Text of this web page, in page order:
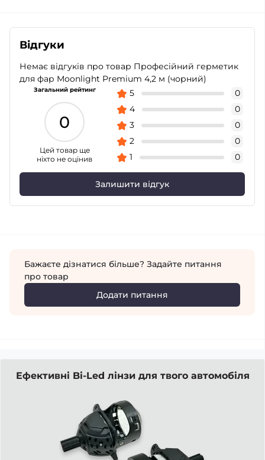
Відгуки
Немає відгуків про товар Професійний герметик
для фар Moonlight Premium 4,2 м (чорний)
Загальний рейтинг
0
Цей товар ще
ніхто не оцінив
5
0
4
0
3
0
2
0
1
0
Залишити відгук
Бажаєте дізнатися більше? Задайте питання
про товар
Додати питання
Ефективні Bi-Led лінзи для твого автомобіля